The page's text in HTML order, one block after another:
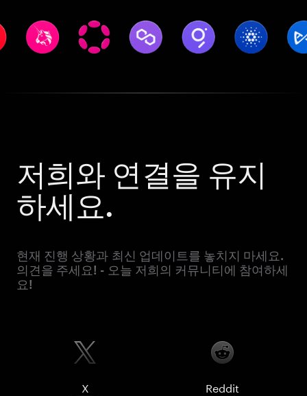
저희와 연결을 유지
하세요.
현재 진행 상황과 최신 업데이트를 놓치지 마세요.
의견을 주세요! - 오늘 저희의 커뮤니티에 참여하세
요!
X Reddit